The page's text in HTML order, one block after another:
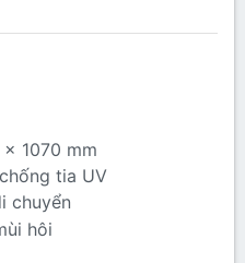
1070 mm
tia UV
chuyển
hôi